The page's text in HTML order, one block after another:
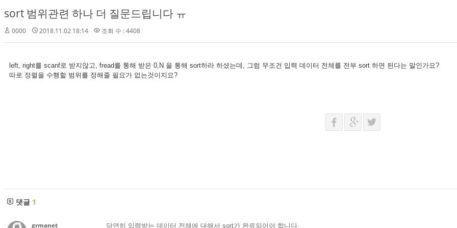
sort 범위관련 하나 더 질문드립니다 ㅠ
0000 2018.11.02 18:14 조회 수 : 4408
left, right를 scanf로 받지않고, fread를 통해 받은 0,N 을 통해 sort하라 하셨는데, 그럼 무조건 입력 데이터 전체를 전부 sort 하면 된다는 말인가요?
따로 정렬을 수행할 범위를 정해줄 필요가 없는것이지요?
댓글 1
grmanet 당연히 입력받는 데이터 전체에 대해서 sort가 완료되어야 합니다.